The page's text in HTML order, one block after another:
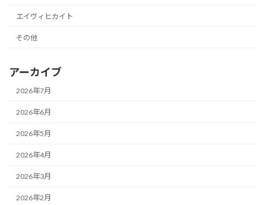
エイヴィヒカイト
その他
アーカイブ
2026年7月
2026年6月
2026年5月
2026年4月
2026年3月
2026年2月